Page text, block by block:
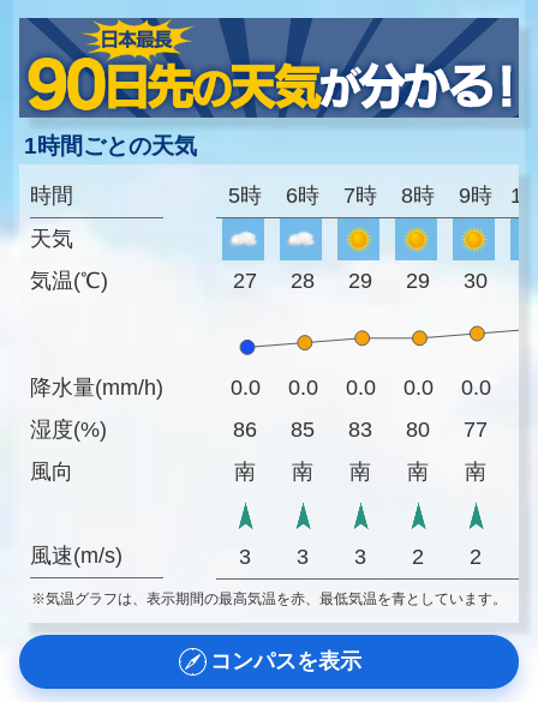
1時間ごとの天気
時間
天気
気温(℃)
降水量(mm/h)
湿度(%)
風向
風速(m/s)
5時 6時 7時 8時 9時
27 28 29 29 30
0.0 0.0 0.0 0.0 0.0
86
85 83 80 77
南
南 南 南 南
3 3 3 2 2
※気温グラフは、表示期間の最高気温を赤、最低気温を青としています。
コンパスを表示